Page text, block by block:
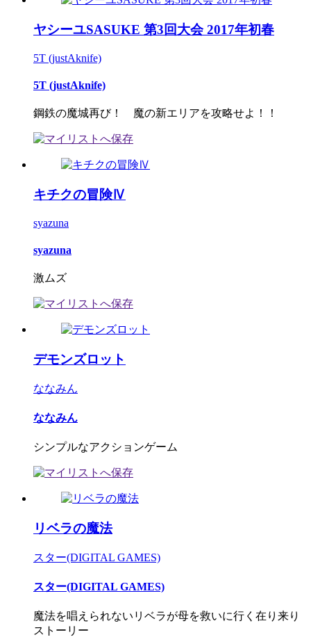
ヤシーユSASUKE 第3回大会 2017年初春
5T (justAknife)
5T (justAknife)
鋼鉄の魔城再び！ 魔の新エリアを攻略せよ！！
キチクの冒険Ⅳ
syazuna
syazuna
激ムズ
デモンズロット
ななみん
ななみん
シンプルなアクションゲーム
リベラの魔法
スター(DIGITAL GAMES)
スター(DIGITAL GAMES)
魔法を唱えられないリベラが母を救いに行く在り来り
ストーリー